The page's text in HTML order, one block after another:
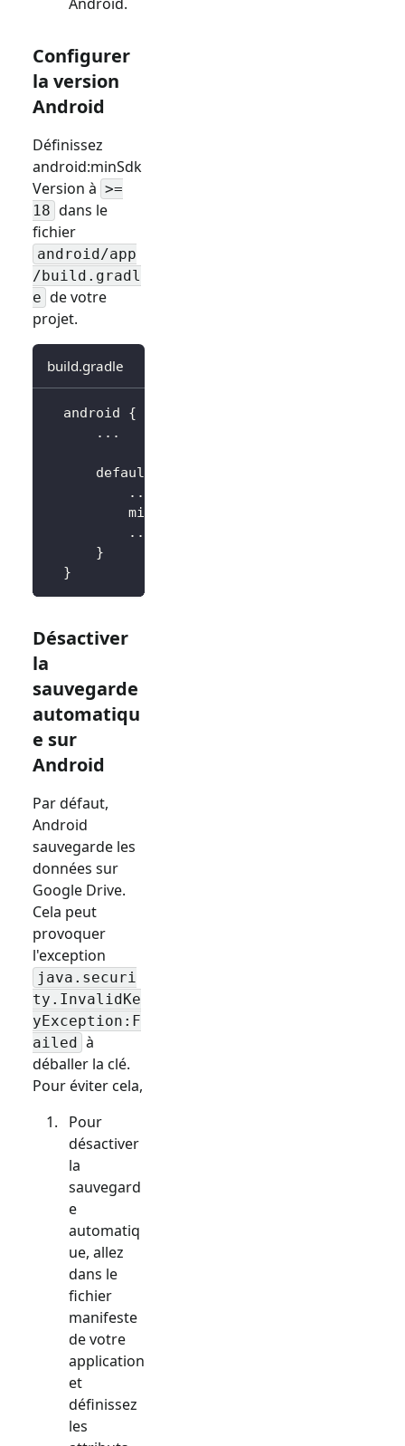
Configurer
la version
Android
Définissez
android:minSdk
Version à >=
18 dans le
fichier
android/app
/build.gradl
e de votre
projet.
build.gradle
  android
{
.. .
      defaultConfig
..
          minSdkVersion
..
}
}
Désactiver
la
sauvegarde
automatiqu
e sur
Android
Par défaut,
Android
sauvegarde les
données sur
Google Drive.
Cela peut
provoquer
l'exception
java.securi
ty.InvalidKe
yException:F
ailed
à
déballer la clé.
Pour éviter cela,
Pour
désactiver
la
sauvegard
e
automatiq
ue, allez
dans le
fichier
manifeste
de votre
application
et
définissez
les